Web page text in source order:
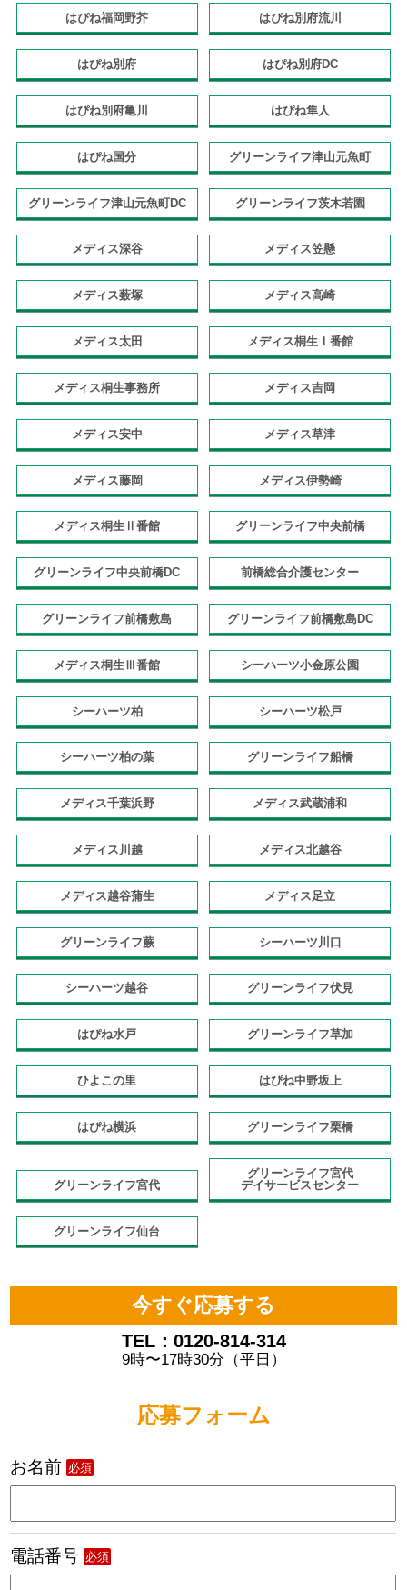
はぴね福岡野芥 はぴね別府流川
はぴね別府 はぴね別府DC
はぴね別府亀川 はぴね隼人
はぴね国分 グリーンライフ津山元魚町
グリーンライフ津山元魚町DC グリーンライフ茨木若園
メディス深谷 メディス笠懸
メディス薮塚 メディス高崎
メディス太田 メディス桐生Ⅰ番館
メディス桐生事務所 メディス吉岡
メディス安中 メディス草津
メディス藤岡 メディス伊勢崎
メディス桐生Ⅱ番館 グリーンライフ中央前橋
グリーンライフ中央前橋DC 前橋総合介護センター
グリーンライフ前橋敷島 グリーンライフ前橋敷島DC
メディス桐生Ⅲ番館 シーハーツ小金原公園
シーハーツ柏 シーハーツ松戸
シーハーツ柏の葉 グリーンライフ船橋
メディス千葉浜野 メディス武蔵浦和
メディス川越 メディス北越谷
メディス越谷蒲生 メディス足立
グリーンライフ蕨 シーハーツ川口
シーハーツ越谷 グリーンライフ伏見
はぴね水戸 グリーンライフ草加
ひよこの里 はぴね中野坂上
はぴね横浜 グリーンライフ栗橋
グリーンライフ宮代
グリーンライフ宮代
デイサービスセンター
グリーンライフ仙台
今すぐ応募する
TEL：0120-814-314
9時〜17時30分（平日）
応募フォーム
お名前 必須
電話番号 必須